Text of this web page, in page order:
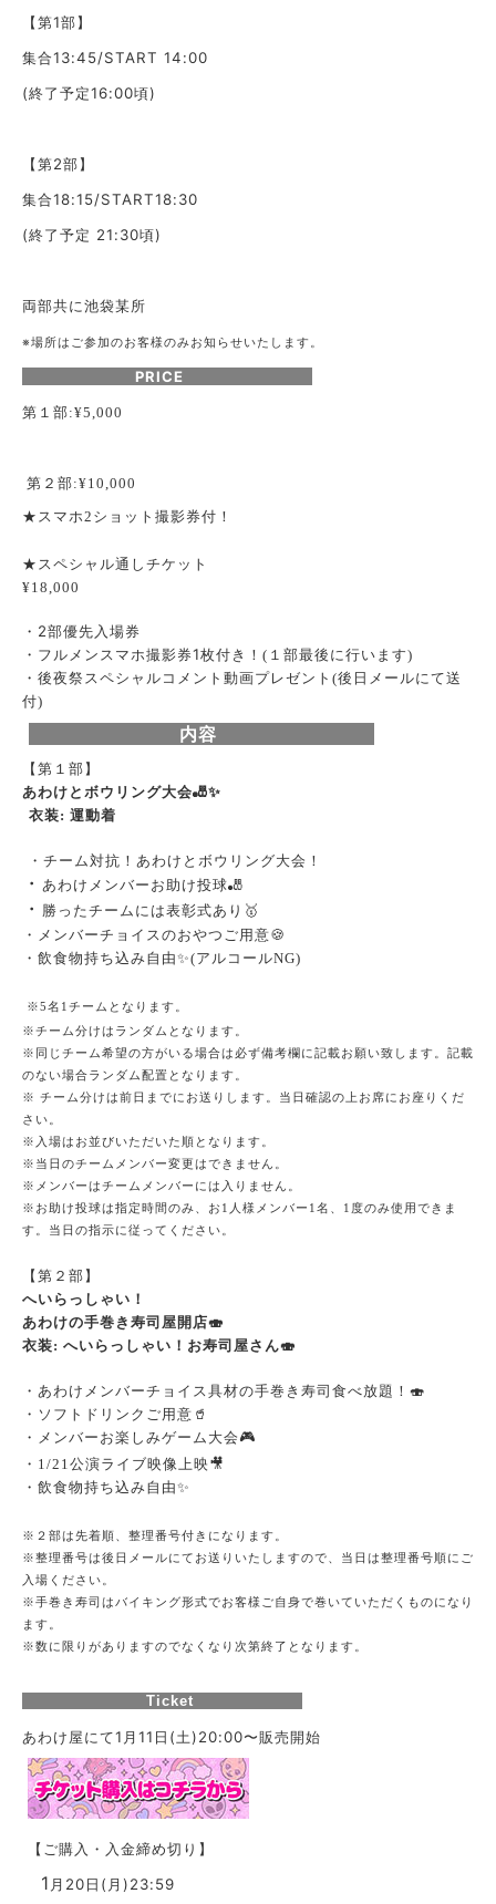
【第1部】
集合13:45/START 14:00
(終了予定16:00頃)
【第2部】
集合18:15/START18:30
(終了予定 21:30頃)
両部共に池袋某所
※場所はご参加のお客様のみお知らせいたします。
PRICE
第１部:¥5,000
第２部:¥10,000
★ スマホ2 ショット撮影券付 ！
★ スペシャル通しチケット
¥18,000
・2部優先入場券
・フルメンスマホ撮影券1枚付き！ (１部最後に行います)
・ 後夜祭スペシャルコメント動画プレゼント(後日メールにて送
付)
内容
【第１部】
あわけとボウリング大会🎳✨
衣装: 運動着
・チーム対抗！あわけとボウリング大会！
・ あわけメンバーお助け投球🎳
・ 勝ったチームには表彰式あり🥇
・メンバーチョイスのおやつご用意🍪
・飲食物持ち込み自由✨(アルコールNG)
※5名1チームとなります。
※チーム分けはランダムとなります。
※同じチーム希望の方がいる場合は必ず備考欄に記載お願い致します。記載
のない場合ランダム配置となります。
※ チーム分けは前日までにお送りします。当日確認の上お席にお座りくだ
さい。
※入場はお並びいただいた順となります。
※当日のチームメンバー変更はできません。
※メンバーはチームメンバーには入りません。
※お助け投球は指定時間のみ、お1人様メンバー1名、1度のみ使用できま
す。当日の指示に従ってください。
【第２部】
へいらっしゃい！
あわけの手巻き寿司屋開店🍣
衣装: へいらっしゃい！お寿司屋さん🍣
・あわけメンバーチョイス具材の手巻き寿司食べ放題！🍣
・ソフトドリンクご用意🥤
・メンバーお楽しみゲーム大会🎮
・1/21公演ライブ映像上映🎥
・飲食物持ち込み自由✨
※２部は先着順、整理番号付きになります。
※整理番号は後日メールにてお送りいたしますので、当日は整理番号順にご
入場ください。
※手巻き寿司はバイキング形式でお客様ご自身で巻いていただくものになり
ます。
※数に限りがありますのでなくなり次第終了となります。
Ticket
あわけ屋にて1月11日(土)20:00〜販売開始
【ご購入・入金締め切り】
1 月20日(月)23:59